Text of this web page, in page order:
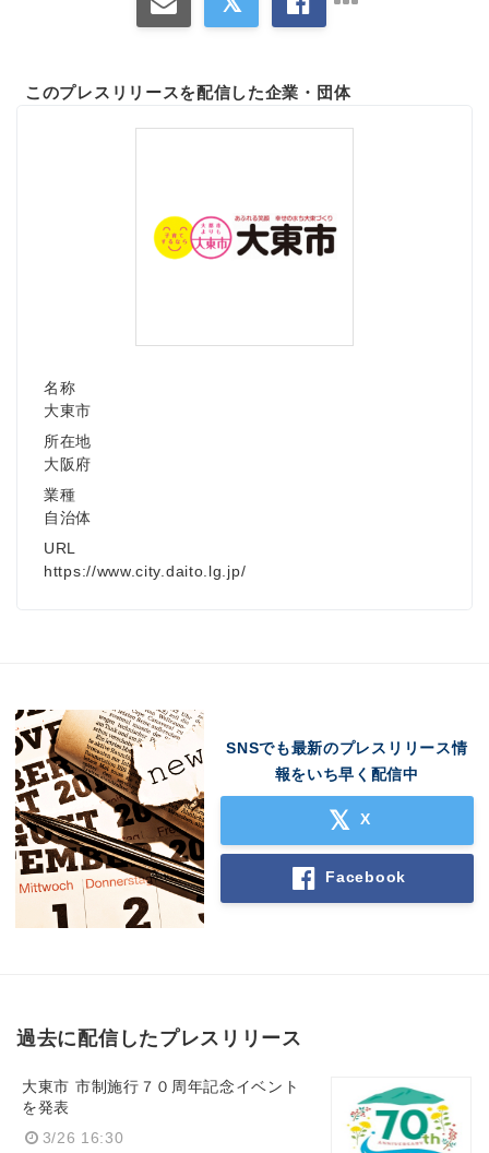
このプレスリリースを配信した企業・団体
名称
大東市
所在地
大阪府
業種
自治体
URL
https://www.city.daito.lg.jp/
SNSでも最新のプレスリリース情
報をいち早く配信中
X
Facebook
過去に配信したプレスリリース
大東市 市制施行７０周年記念イベント
を発表
3/26 16:30